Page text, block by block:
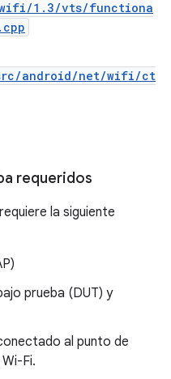
1.3/vts/functiona
android/net/wifi/ct
requeridos
la siguiente
prueba (DUT) y
al punto de
Fi.